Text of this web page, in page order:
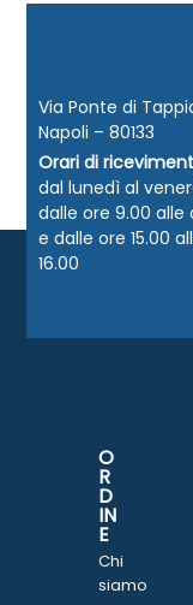
Via Ponte di
Napoli – 80133
Orari di
dal lunedì al
dalle ore 9.00 alle
e dalle ore 15.00
16.00
O
R
D
IN
E
Chi
siamo